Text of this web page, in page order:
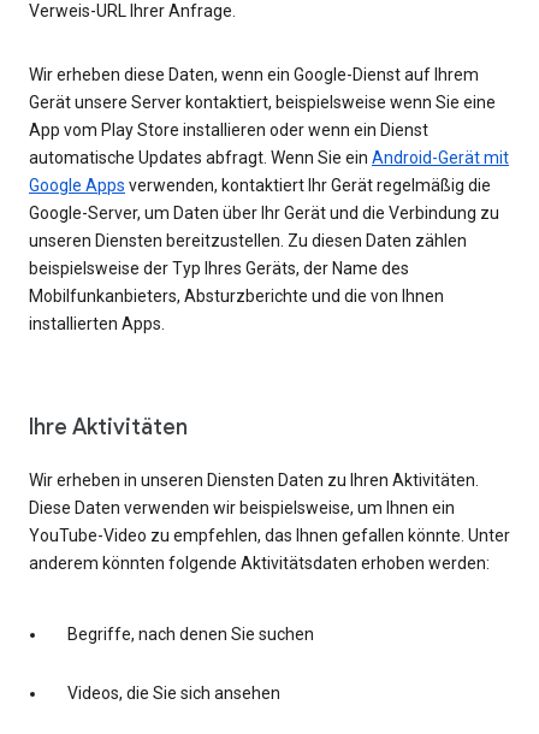
Verweis-URL Ihrer Anfrage.
Wir erheben diese Daten, wenn ein Google-Dienst auf Ihrem
Gerät unsere Server kontaktiert, beispielsweise wenn Sie eine
App vom Play Store installieren oder wenn ein Dienst
automatische Updates abfragt. Wenn Sie ein Android-Gerät mit
Google Apps verwenden, kontaktiert Ihr Gerät regelmäßig die
Google-Server, um Daten über Ihr Gerät und die Verbindung zu
unseren Diensten bereitzustellen. Zu diesen Daten zählen
beispielsweise der Typ Ihres Geräts, der Name des
Mobilfunkanbieters, Absturzberichte und die von Ihnen
installierten Apps.
Ihre Aktivitäten
Wir erheben in unseren Diensten Daten zu Ihren Aktivitäten.
Diese Daten verwenden wir beispielsweise, um Ihnen ein
YouTube-Video zu empfehlen, das Ihnen gefallen könnte. Unter
anderem könnten folgende Aktivitätsdaten erhoben werden:
Begriffe, nach denen Sie suchen
Videos, die Sie sich ansehen